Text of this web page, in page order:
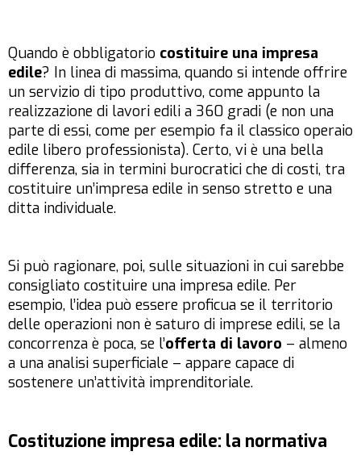
Quando è obbligatorio costituire una impresa
edile? In linea di massima, quando si intende offrire
un servizio di tipo produttivo, come appunto la
realizzazione di lavori edili a 360 gradi (e non una
parte di essi, come per esempio fa il classico operaio
edile libero professionista). Certo, vi è una bella
differenza, sia in termini burocratici che di costi, tra
costituire un’impresa edile in senso stretto e una
ditta individuale.
Si può ragionare, poi, sulle situazioni in cui sarebbe
consigliato costituire una impresa edile. Per
esempio, l’idea può essere proficua se il territorio
delle operazioni non è saturo di imprese edili, se la
concorrenza è poca, se l’offerta di lavoro – almeno
a una analisi superficiale – appare capace di
sostenere un’attività imprenditoriale.
Costituzione impresa edile: la normativa